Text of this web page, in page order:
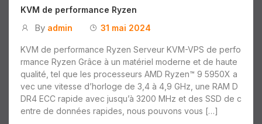
KVM de performance Ryzen
By admin 31 mai 2024
KVM de performance Ryzen Serveur KVM-VPS de perfo
rmance Ryzen Grâce à un matériel moderne et de haute
qualité, tel que les processeurs AMD Ryzen™ 9 5950X a
vec une vitesse d’horloge de 3,4 à 4,9 GHz, une RAM D
DR4 ECC rapide avec jusqu’à 3200 MHz et des SSD de c
entre de données rapides, nous pouvons vous […]